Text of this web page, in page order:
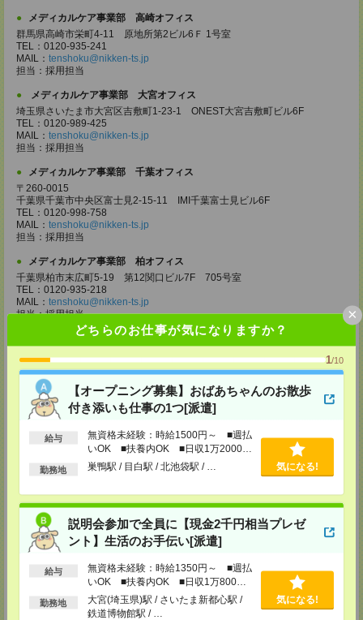
どちらのお仕事が気になりますか？
1/10
【オープニング募集】おばあちゃんのお散歩
付き添いも仕事の1つ[派遣]
給与
無資格未経験：時給1500円～ ■週払
いOK ■扶養内OK ■日収1万2000円
以上
勤務地 巣鴨駅 / 目白駅 / 北池袋駅 / … 気になる!
説明会参加で全員に【現金2千円相当プレゼ
ント】生活のお手伝い[派遣]
給与
無資格未経験：時給1350円～ ■週払
いOK ■扶養内OK ■日収1万800円
以上
勤務地
大宮(埼玉県)駅 / さいたま新都心駅 /
鉄道博物館駅 / …
気になる!
×
メディカルケア事業部 高崎オフィス
群馬県高崎市栄町4-11 原地所第2ビル6Ｆ 1号室
TEL：0120-935-241
MAIL： tenshoku@nikken-ts.jp
担当：採用担当
メディカルケア事業部 大宮オフィス
埼玉県さいたま市大宮区吉敷町1-23-1 ONEST大宮吉敷町ビル6F
TEL：0120-989-425
MAIL： tenshoku@nikken-ts.jp
担当：採用担当
メディカルケア事業部 千葉オフィス
〒260-0015
千葉県千葉市中央区富士見2-15-11 IMI千葉富士見ビル6F
TEL：0120-998-758
MAIL： tenshoku@nikken-ts.jp
担当：採用担当
メディカルケア事業部 柏オフィス
千葉県柏市末広町5-19 第12関口ビル7F 705号室
TEL：0120-935-218
MAIL： tenshoku@nikken-ts.jp
担当：採用担当
メディカルケア事業部 新宿オフィス
東京都新宿区新宿2-3-10 新宿御苑ビル6階
TEL：0120-457-235
MAIL：tenshoku@nikken-ts.jp
担当：採用担当
メディカルケア事業部 立川事業所
東京都立川市錦町1-12-14
TEL：0120-934-200
tenshoku@nikken-ts.jp
担当：採用担当
メディカルケア事業部 町田オフィス
東京都町田市森野1-7-23 大樹生命町田ビル6F
TEL：0120-453-285
MAIL：tenshoku@nikken-ts.jp
担当：採用担当
メディカルケア事業部 横浜オフィス
神奈川県横浜市保土ケ谷区神戸町134 横浜ビジネスパークサウスタワー
2F B区画
TEL：0120-901-799